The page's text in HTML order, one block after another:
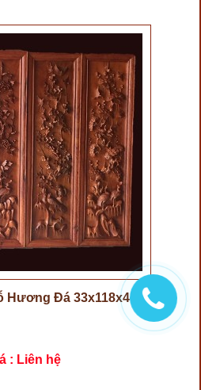
Hương Đá 33x118x4cm
: Liên hệ